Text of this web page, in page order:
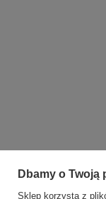
Dbamy o Twoją
Sklep korzysta z